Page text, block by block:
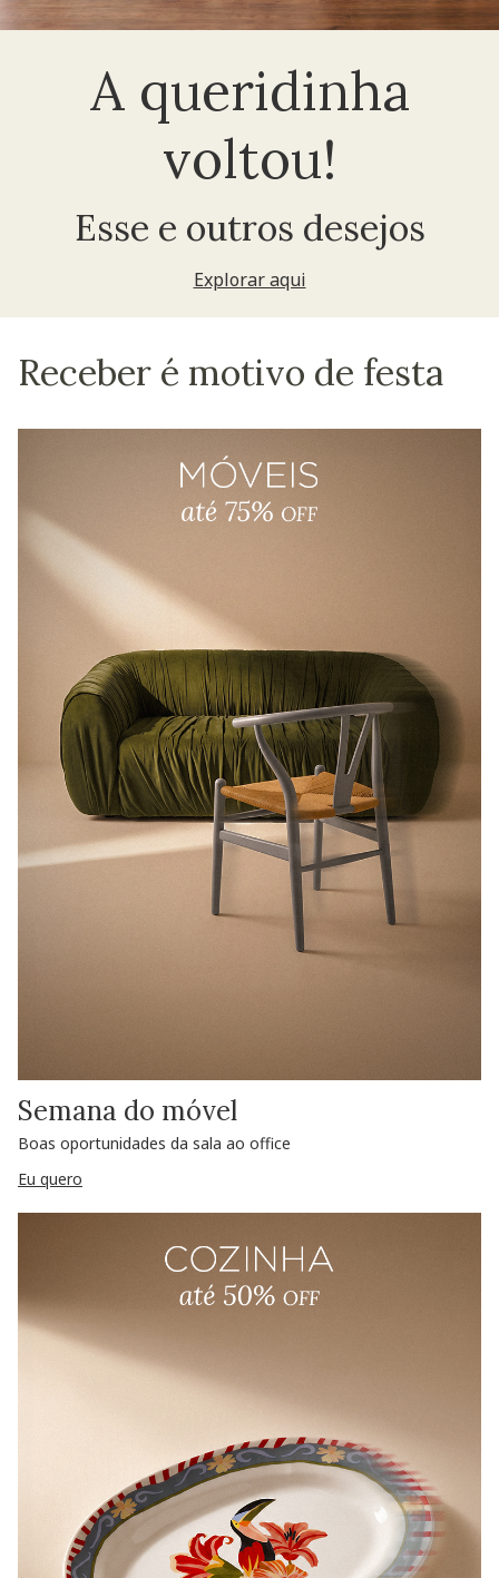
A queridinha
voltou!
Esse e outros desejos
Explorar aqui
Receber é motivo de festa
Semana do móvel
Boas oportunidades da sala ao office
Eu quero